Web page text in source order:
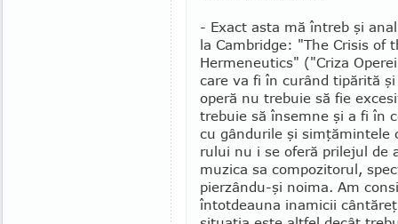
- Exact asta mă întreb şi
la Cambridge: "The Crisis of
Hermeneutics" ("Criza
care va fi în curând tipărită
operă nu trebuie să fie
tre­bu­ie să însemne şi a fi în
cu gân­durile şi
ru­lui nu i se oferă pri­lejul de
mu­zica sa com­po­zi­torul,
pierzându-şi noima. Am
întotdeauna ina­micii